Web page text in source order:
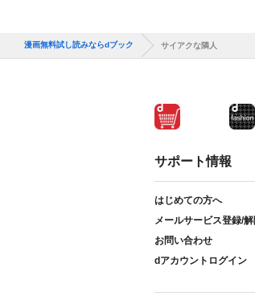
漫画無料試し読みならdブック サイアクな隣人
サポート情報
はじめての方へ
メールサービス登録/
お問い合わせ
dアカウントログイン